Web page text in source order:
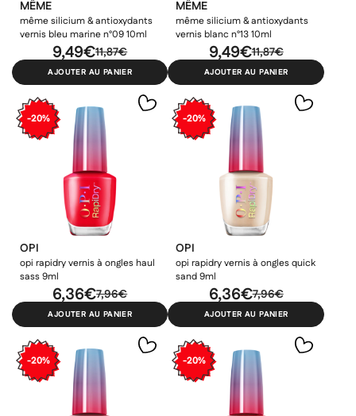
MÊME
même silicium & antioxydants
vernis bleu marine n°09 10ml
11,87€
9,49€
AJOUTER AU PANIER
MÊME
même silicium & antioxydants
vernis blanc n°13 10ml
11,87€
9,49€
AJOUTER AU PANIER
-20%
OPI
opi rapidry vernis à ongles haul
sass 9ml
7,96€
6,36€
AJOUTER AU PANIER
-20%
OPI
opi rapidry vernis à ongles quick
sand 9ml
7,96€
6,36€
AJOUTER AU PANIER
-20% -20%
Ajouter à ma liste d'envies ×
add_circle_outline Créer une nouvelle liste
((modalTitle))
((confirmMessage))
((cancelText)) ((modalDeleteText))
Créer une liste d'envies ×
Nom de la liste d'envies
Créer une liste d'envies
Connexion ×
Vous devez être connecté pour ajouter des produits à votre
liste d'envies.
Connexion